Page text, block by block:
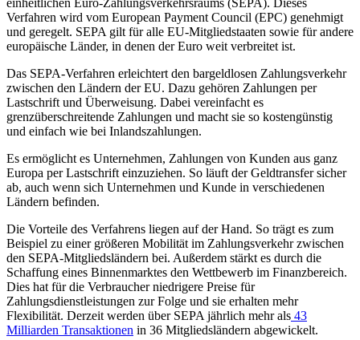
einheitlichen Euro-Zahlungsverkehrsraums (SEPA). Dieses
Verfahren wird vom European Payment Council (EPC) genehmigt
und geregelt. SEPA gilt für alle EU-Mitgliedstaaten sowie für andere
europäische Länder, in denen der Euro weit verbreitet ist.
Das SEPA-Verfahren erleichtert den bargeldlosen Zahlungsverkehr
zwischen den Ländern der EU. Dazu gehören Zahlungen per
Lastschrift und Überweisung. Dabei vereinfacht es
grenzüberschreitende Zahlungen und macht sie so kostengünstig
und einfach wie bei Inlandszahlungen.
Es ermöglicht es Unternehmen, Zahlungen von Kunden aus ganz
Europa per Lastschrift einzuziehen. So läuft der Geldtransfer sicher
ab, auch wenn sich Unternehmen und Kunde in verschiedenen
Ländern befinden.
Die Vorteile des Verfahrens liegen auf der Hand. So trägt es zum
Beispiel zu einer größeren Mobilität im Zahlungsverkehr zwischen
den SEPA-Mitgliedsländern bei. Außerdem stärkt es durch die
Schaffung eines Binnenmarktes den Wettbewerb im Finanzbereich.
Dies hat für die Verbraucher niedrigere Preise für
Zahlungsdienstleistungen zur Folge und sie erhalten mehr
Flexibilität. Derzeit werden über SEPA jährlich mehr als 43
Milliarden Transaktionen in 36 Mitgliedsländern abgewickelt.